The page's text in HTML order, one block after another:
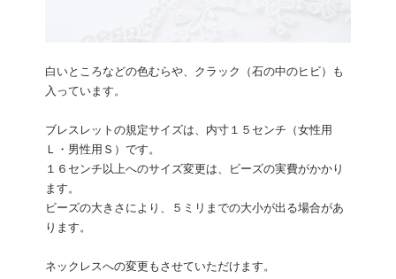
白いところなどの色むらや、クラック（石の中のヒビ）も
入っています。
ブレスレットの規定サイズは、内寸１５センチ（女性用
Ｌ・男性用Ｓ）です。
１６センチ以上へのサイズ変更は、ビーズの実費がかかり
ます。
ビーズの大きさにより、５ミリまでの大小が出る場合があ
ります。
ネックレスへの変更もさせていただけます。